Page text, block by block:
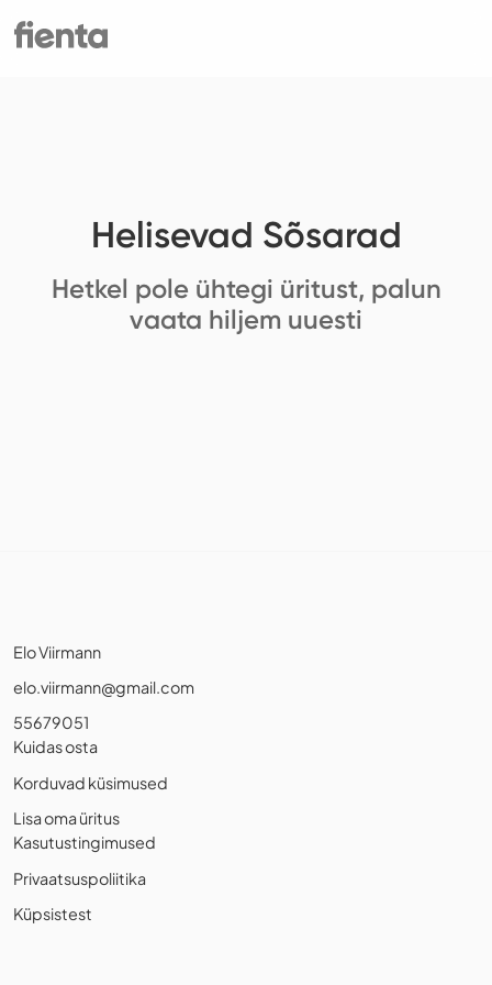
Helisevad Sõsarad
Hetkel pole ühtegi üritust, palun
vaata hiljem uuesti
Elo Viirmann
elo.viirmann@gmail.com
55679051
Kuidas osta
Korduvad küsimused
Lisa oma üritus
Kasutustingimused
Privaatsuspoliitika
Küpsistest